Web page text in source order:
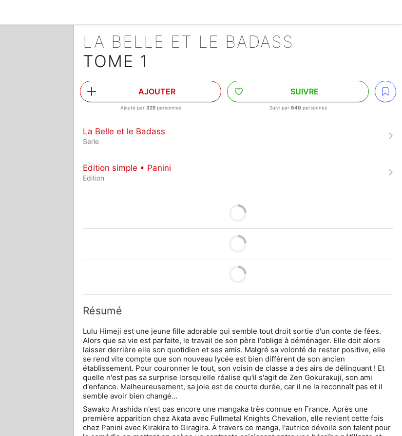
LA BELLE ET LE BADASS
TOME 1
AJOUTER
Ajouté par 325personnes
SUIVRE
Suivi par 640personnes
La Belle et le Badass
Serie
Edition simple • Panini
Edition
Résumé
Lulu Himeji est une jeune fille adorable qui semble tout droit sortie d'un conte de fées.
Alors que sa vie est parfaite, le travail de son père l'oblige à déménager. Elle doit alors
laisser derrière elle son quotidien et ses amis. Malgré sa volonté de rester positive, elle
se rend vite compte que son nouveau lycée est bien différent de son ancien
établissement. Pour couronner le tout, son voisin de classe a des airs de délinquant ! Et
quelle n'est pas sa surprise lorsqu'elle réalise qu'il s'agit de Zen Gokurakuji, son ami
d'enfance. Malheureusement, sa joie est de courte durée, car il ne la reconnaît pas et il
semble avoir bien changé…
Sawako Arashida n'est pas encore une mangaka très connue en France. Après une
première apparition chez Akata avec Fullmetal Knights Chevalion, elle revient cette fois
chez Panini avec Kirakira to Giragira. À travers ce manga, l'autrice dévoile son talent pour